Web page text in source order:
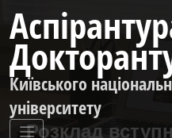
контенту
Київського
університету
Розклад